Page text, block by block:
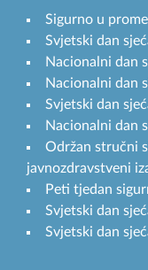
Sigurno u
Svjetski dan
Nacionalni dan
Nacionalni dan
Svjetski dan
Nacionalni dan
Održan stručni
javnozdravstveni
Peti tjedan
Svjetski dan
Svjetski dan